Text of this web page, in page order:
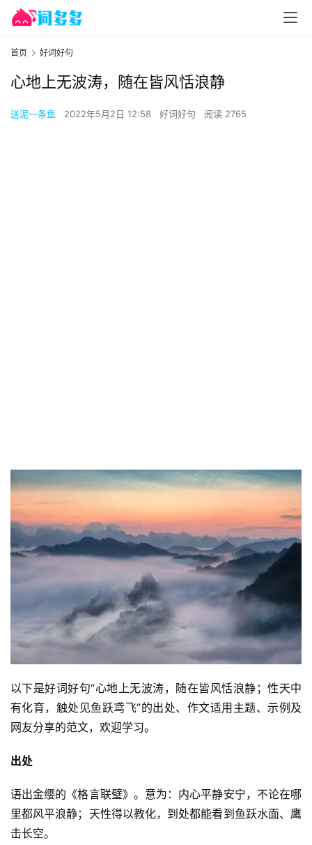
首页 好词好句
心地上无波涛，随在皆风恬浪静
送泥一条鱼 2022年5月2日 12:58 好词好句 阅读 2765
以下是好词好句“心地上无波涛，随在皆风恬浪静；性天中
有化育，触处见鱼跃鸢飞”的出处、作文适用主题、示例及
网友分享的范文，欢迎学习。
出处
语出金缨的《格言联璧》。意为：内心平静安宁，不论在哪
里都风平浪静；天性得以教化，到处都能看到鱼跃水面、鹰
击长空。